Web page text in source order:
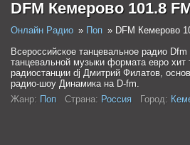
Разговорное
Рэп Транс
DFM Кемерово 101.8
Онлайн Радио Поп
DFM Кемерово
Всероссийское танцевальное радио Dfm
танцевальной музыки формата евро хит
радиостанции dj Дмитрий Филатов,
радио-шоу Динамика на D-fm.
Жанр: Поп Страна: Россия Город: